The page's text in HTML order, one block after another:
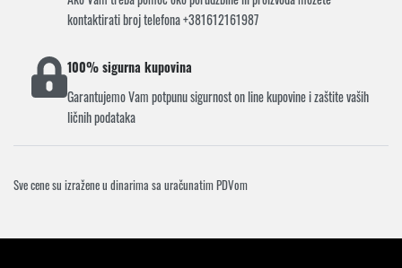
kontaktirati broj telefona +381612161987
100% sigurna kupovina
Garantujemo Vam potpunu sigurnost on line kupovine i zaštite vaših
ličnih podataka
Sve cene su izražene u dinarima sa uračunatim PDVom